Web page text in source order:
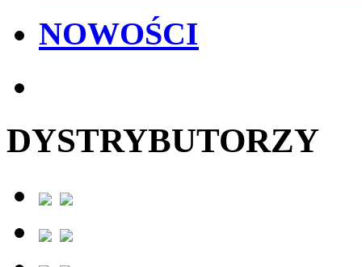
NOWOŚCI
DYSTRYBUTORZY